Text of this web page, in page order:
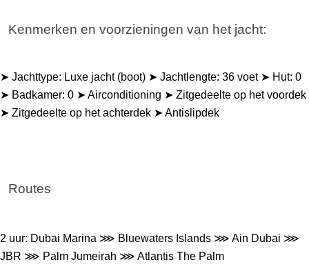
Kenmerken en voorzieningen van het jacht:
➤ Jachttype: Luxe jacht (boot) ➤ Jachtlengte: 36 voet ➤ Hut: 0
➤ Badkamer: 0 ➤ Airconditioning ➤ Zitgedeelte op het voordek
➤ Zitgedeelte op het achterdek ➤ Antislipdek
Routes
2 uur: Dubai Marina ⋙ Bluewaters Islands ⋙ Ain Dubai ⋙
JBR ⋙ Palm Jumeirah ⋙ Atlantis The Palm